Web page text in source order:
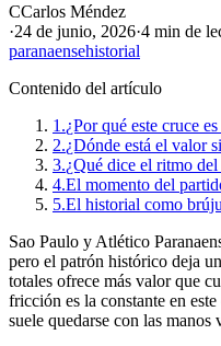
CCarlos Méndez
·24 de junio, 2026·4 min de
paranaensehistorial
Contenido del artículo
1.¿Por qué este cruce
2.¿Dónde está el valor
3.¿Qué dice el ritmo
4.El momento del
5.El historial como
Sao Paulo y Atlético
pero el patrón histórico deja
totales ofrece más valor que
fricción es la constante en
suele quedarse con las manos